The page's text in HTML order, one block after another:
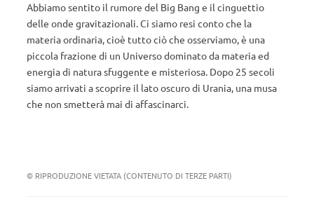
Abbiamo sentito il rumore del Big Bang e il cinguettio
delle onde gravitazionali. Ci siamo resi conto che la
materia ordinaria, cioè tutto ciò che osserviamo, è una
piccola frazione di un Universo dominato da materia ed
energia di natura sfuggente e misteriosa. Dopo 25 secoli
siamo arrivati a scoprire il lato oscuro di Urania, una musa
che non smetterà mai di affascinarci.
© RIPRODUZIONE VIETATA (CONTENUTO DI TERZE PARTI)